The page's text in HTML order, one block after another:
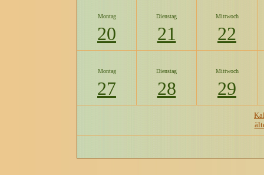
Montag
20
Dienstag
21
Mittwoch
22
Montag
27
Dienstag
28
Mittwoch
29